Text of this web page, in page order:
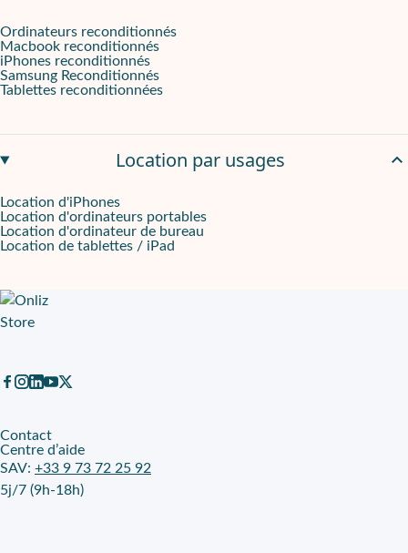
Ordinateurs reconditionnés
Macbook reconditionnés
iPhones reconditionnés
Samsung Reconditionnés
Tablettes reconditionnées
Location par usages
Location d'iPhones
Location d'ordinateurs portables
Location d'ordinateur de bureau
Location de tablettes / iPad
Contact
Centre d’aide
SAV: +33 9 73 72 25 92
5j/7 (9h-18h)